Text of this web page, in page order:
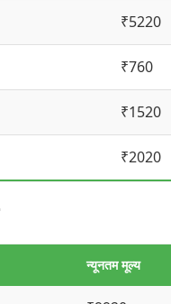
₹5220
₹760
₹1520
₹2020
न्यूनतम मूल्य